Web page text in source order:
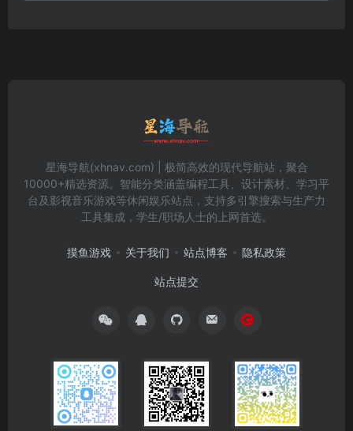
星海导航(xhnav.com) | 极简高效的现代导航站，聚合
10000+精选资源。智能分类涵盖编程工具、设计素材、学习平
台及影视音乐游戏等休闲娱乐站点，支持多引擎搜索与生产力
工具集成，学生/职场人士的上网首选。
摸鱼游戏 关于我们 站点博客 隐私政策
站点提交